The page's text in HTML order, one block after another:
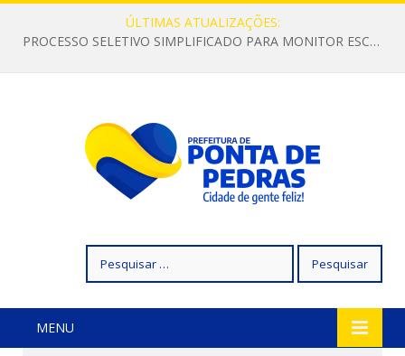
ÚLTIMAS ATUALIZAÇÕES:
PROCESSO SELETIVO SIMPLIFICADO PARA MONITOR ESCOLAR
por:
MENU